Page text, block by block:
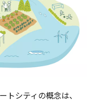
トシティ の概念は、